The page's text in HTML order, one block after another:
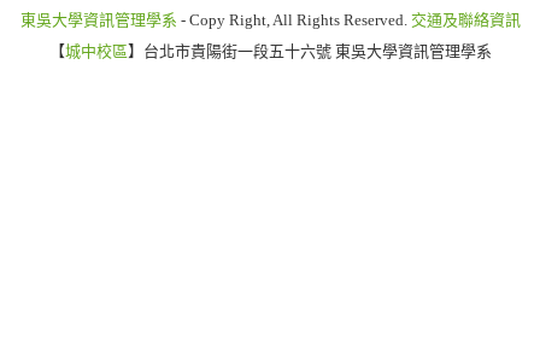
東吳大學資訊管理學系 - Copy Right, All Rights Reserved. 交通及聯絡資訊
【城中校區】台北市貴陽街一段五十六號 東吳大學資訊管理學系